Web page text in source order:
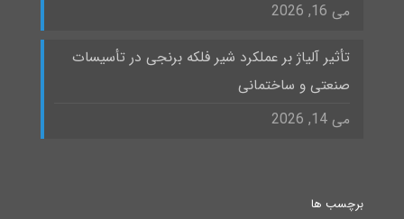
می 16, 2026
تأثیر آلیاژ بر عملکرد شیر فلکه برنجی در تأسیسات
صنعتی و ساختمانی
می 14, 2026
برچسب ها